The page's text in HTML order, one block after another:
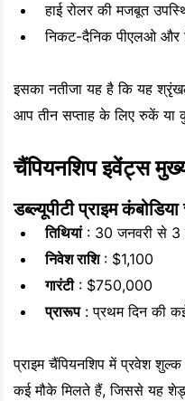
हाई रोलर की मजबूत
निकट-दैनिक पीएलओ और
इसका नतीजा यह है कि यह
आप तीन सप्ताह के लिए रुकें या
चैंपियनशिप इवेंट्स
डब्ल्यूपीटी प्राइम
तिथियां: 30 जनवरी से 3
निवेश राशि: $1,100
गारंटी: $750,000
प्रारूप: प्रथम दिन की
प्राइम चैंपियनशिप में प्रवेश
कई मौके मिलते हैं, जिससे यह